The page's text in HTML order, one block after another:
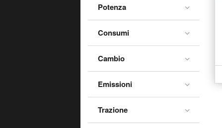
Movano Cabinato
Movano Furgone
Movano Telaio
Vivaro
Vivaro Furgone
Vivaro-e Life
Potenza
Consumi
Cambio
Emissioni
Trazione